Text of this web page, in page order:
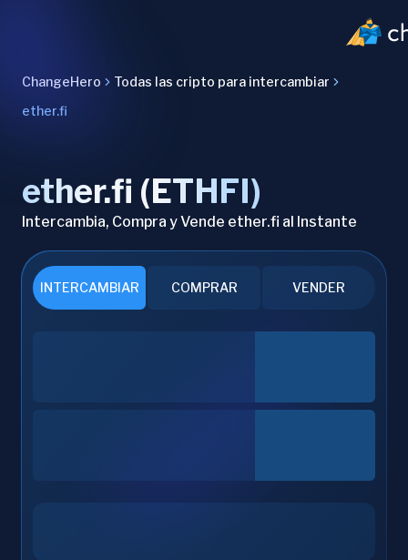
ChangeHero
Todas las cripto para intercambiar
ether.fi
ether.fi (ETHFI)
Intercambia, Compra y Vende ether.fi al Instante
INTERCAMBIAR COMPRAR VENDER